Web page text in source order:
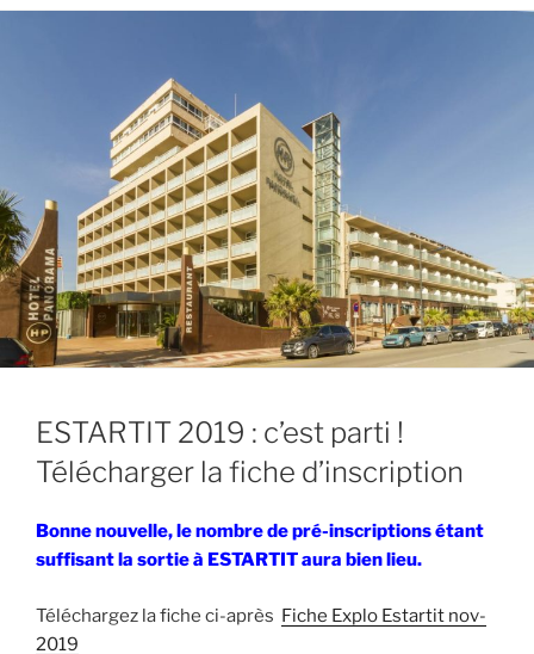
ESTARTIT 2019 : c’est parti !
Télécharger la fiche d’inscription
Bonne nouvelle, le nombre de pré-inscriptions étant
suffisant la sortie à ESTARTIT aura bien lieu.
Téléchargez la fiche ci-après Fiche Explo Estartit nov-
2019